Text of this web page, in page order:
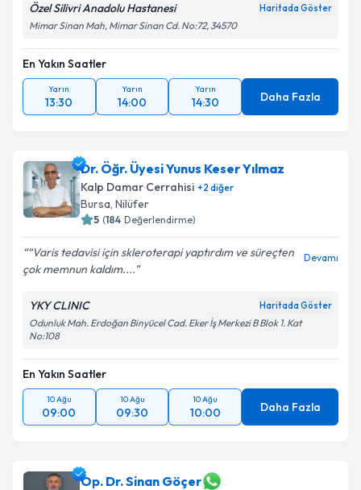
Özel Silivri Anadolu Hastanesi Haritada Göster
Mimar Sinan Mah, Mimar Sinan Cd. No:72, 34570
En Yakın Saatler
Yarın
13:30
Yarın
14:00
Yarın
14:30 Daha Fazla
Dr. Öğr. Üyesi Yunus Keser Yılmaz
Kalp Damar Cerrahisi +2 diğer
Bursa, Nilüfer
5 (184 Değerlendirme)
“Varis tedavisi için skleroterapi yaptırdım ve süreçten
çok memnun kaldım....
Devamı
YKY CLINIC Haritada Göster
Odunluk Mah. Erdoğan Binyücel Cad. Eker İş Merkezi B Blok 1. Kat
No:108
En Yakın Saatler
10 Ağu
09:00
10 Ağu
09:30
10 Ağu
10:00 Daha Fazla
Op. Dr. Sinan Göçer